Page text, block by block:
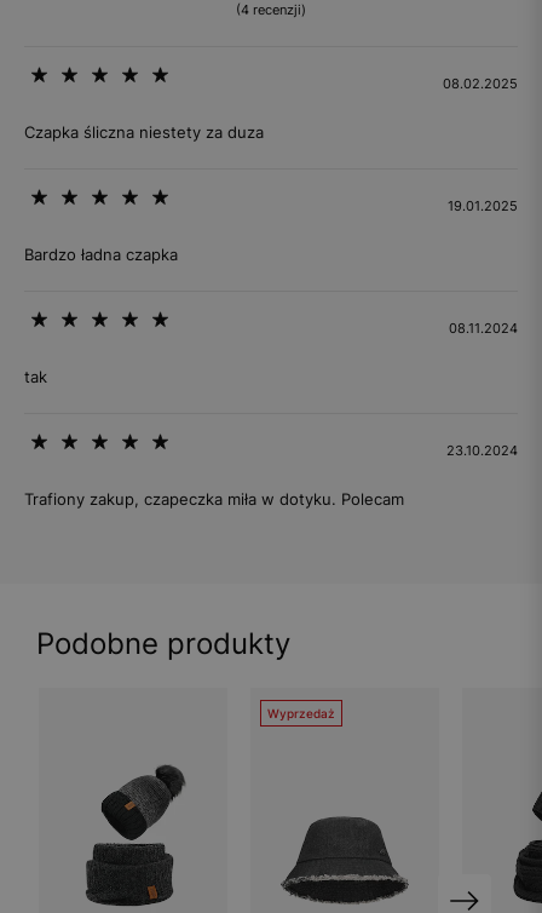
(4 recenzji)
08.02.2025
Czapka śliczna niestety za duza
19.01.2025
Bardzo ładna czapka
08.11.2024
tak
23.10.2024
Trafiony zakup, czapeczka miła w dotyku. Polecam
Podobne produkty
Wyprzedaż